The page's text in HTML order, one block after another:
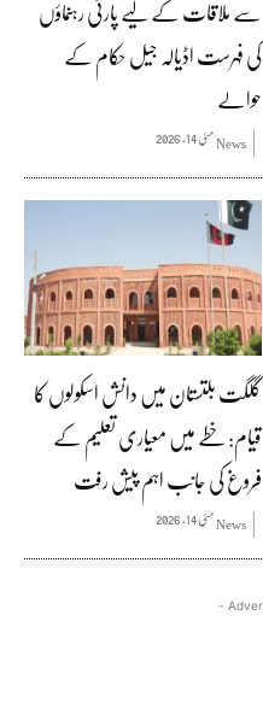
سے ملاقات کے لیے پارٹی رہنماؤں
کی فہرست اڈیالہ جیل حکام کے
حوالے
Newsمئی 14, 2026
گلگت بلتستان میں دانش اسکولوں کا
قیام: خطے میں معیاری تعلیم کے
فروغ کی جانب اہم پیش رفت
Newsمئی 14, 2026